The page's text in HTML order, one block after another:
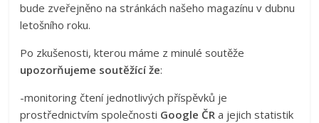
bude zveřejněno na stránkách našeho magazínu v dubnu
letošního roku.
Po zkušenosti, kterou máme z minulé soutěže
upozorňujeme soutěžící že:
-monitoring čtení jednotlivých příspěvků je
prostřednictvím společnosti Google ČR a jejich statistik